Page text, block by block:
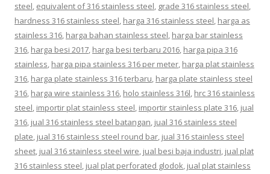
steel, equivalent of 316 stainless steel, grade 316 stainless steel,
hardness 316 stainless steel, harga 316 stainless steel, harga as
stainless 316, harga bahan stainless steel, harga bar stainless
316, harga besi 2017, harga besi terbaru 2016, harga pipa 316
stainless, harga pipa stainless 316 per meter, harga plat stainless
316, harga plate stainless 316 terbaru, harga plate stainless steel
316, harga wire stainless 316, holo stainless 316l, hrc 316 stainless
steel, importir plat stainless steel, importir stainless plate 316, jual
316, jual 316 stainless steel batangan, jual 316 stainless steel
plate, jual 316 stainless steel round bar, jual 316 stainless steel
sheet, jual 316 stainless steel wire, jual besi baja industri, jual plat
316 stainless steel, jual plat perforated glodok, jual plat stainless